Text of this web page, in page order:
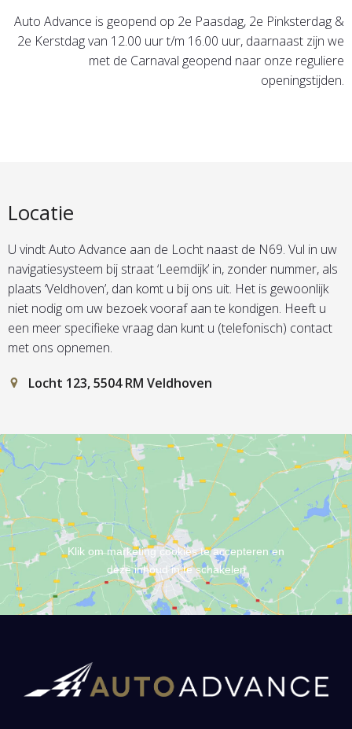
Auto Advance is geopend op 2e Paasdag, 2e Pinksterdag &
2e Kerstdag van 12.00 uur t/m 16.00 uur, daarnaast zijn we
met de Carnaval geopend naar onze reguliere
openingstijden.
Locatie
U vindt Auto Advance aan de Locht naast de N69. Vul in uw
navigatiesysteem bij straat ‘Leemdijk’ in, zonder nummer, als
plaats ‘Veldhoven’, dan komt u bij ons uit. Het is gewoonlijk
niet nodig om uw bezoek vooraf aan te kondigen. Heeft u
een meer specifieke vraag dan kunt u (telefonisch) contact
met ons opnemen.
Locht 123, 5504 RM Veldhoven
Klik om marketing cookies te accepteren en
deze inhoud in te schakelen